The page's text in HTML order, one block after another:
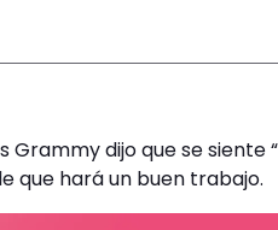
Grammy dijo que se
que hará un buen trabajo.